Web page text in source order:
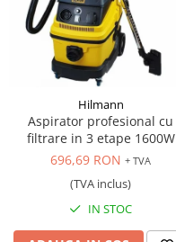
Hilmann
Aspirator profesional cu
filtrare in 3 etape 1600W
696,69 RON + TVA
(TVA inclus)
IN STOC